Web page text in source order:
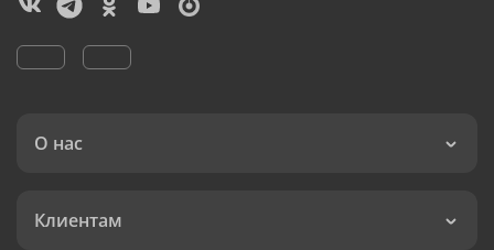
О нас
Клиентам